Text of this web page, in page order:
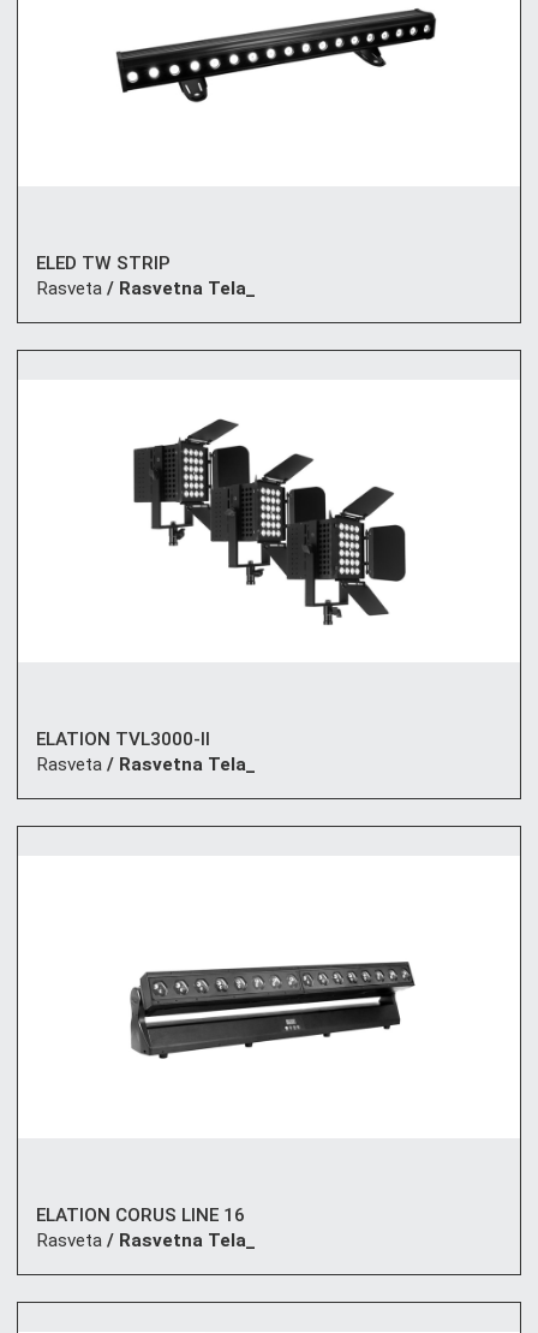
ELED TW STRIP
Rasveta / Rasvetna Tela_
ELATION TVL3000-II
Rasveta / Rasvetna Tela_
ELATION CORUS LINE 16
Rasveta / Rasvetna Tela_